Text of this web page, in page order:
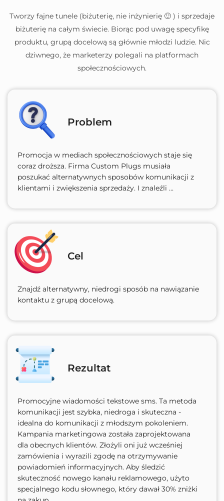
Tworzy fajne tunele (biżuterię, nie inżynierię 🙂 ) i sprzedaje
biżuterię na całym świecie. Biorąc pod uwagę specyfikę
produktu, grupą docelową są głównie młodzi ludzie. Nic
dziwnego, że marketerzy polegali na platformach
społecznościowych.
Problem
Promocja w mediach społecznościowych staje się
coraz droższa. Firma Custom Plugs musiała
poszukać alternatywnych sposobów komunikacji z
klientami i zwiększenia sprzedaży. I znaleźli ...
Cel
Znajdź alternatywny, niedrogi sposób na nawiązanie
kontaktu z grupą docelową.
Rezultat
Promocyjne wiadomości tekstowe sms. Ta metoda
komunikacji jest szybka, niedroga i skuteczna -
idealna do komunikacji z młodszym pokoleniem.
Kampania marketingowa została zaprojektowana
dla obecnych klientów. Złożyli oni już wcześniej
zamówienia i wyrazili zgodę na otrzymywanie
powiadomień informacyjnych. Aby śledzić
skuteczność nowego kanału reklamowego, użyto
specjalnego kodu słownego, który dawał 30% zniżki